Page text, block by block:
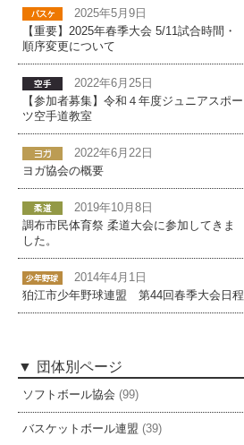
2025年5月9日
【重要】2025年春季大会 5/11試合時間・
順序変更について
2022年6月25日
【参加者募集】令和４年度ジュニアスポー
ツ空手道教室
2022年6月22日
ヨガ協会の概要
2019年10月8日
調布市民体育祭 柔道大会に参加してきま
した。
2014年4月1日
狛江市少年野球連盟 第44回春季大会日程
団体別ページ
ソフトボール協会 (99)
バスケットボール連盟 (39)